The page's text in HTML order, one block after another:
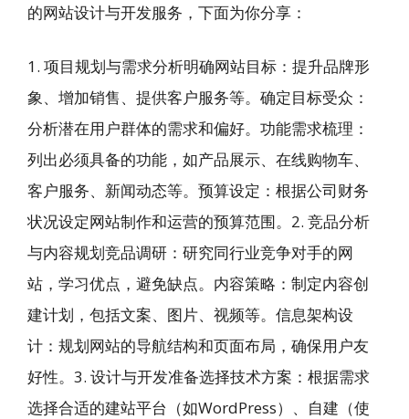
的网站设计与开发服务，下面为你分享：
1. 项目规划与需求分析明确网站目标：提升品牌形
象、增加销售、提供客户服务等。确定目标受众：
分析潜在用户群体的需求和偏好。功能需求梳理：
列出必须具备的功能，如产品展示、在线购物车、
客户服务、新闻动态等。预算设定：根据公司财务
状况设定网站制作和运营的预算范围。2. 竞品分析
与内容规划竞品调研：研究同行业竞争对手的网
站，学习优点，避免缺点。内容策略：制定内容创
建计划，包括文案、图片、视频等。信息架构设
计：规划网站的导航结构和页面布局，确保用户友
好性。3. 设计与开发准备选择技术方案：根据需求
选择合适的建站平台（如WordPress）、自建（使